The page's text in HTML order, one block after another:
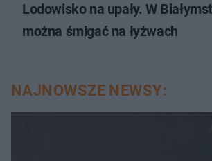
Lodowisko na upały. W
można śmigać na łyżwach
NAJNOWSZE NEWSY: